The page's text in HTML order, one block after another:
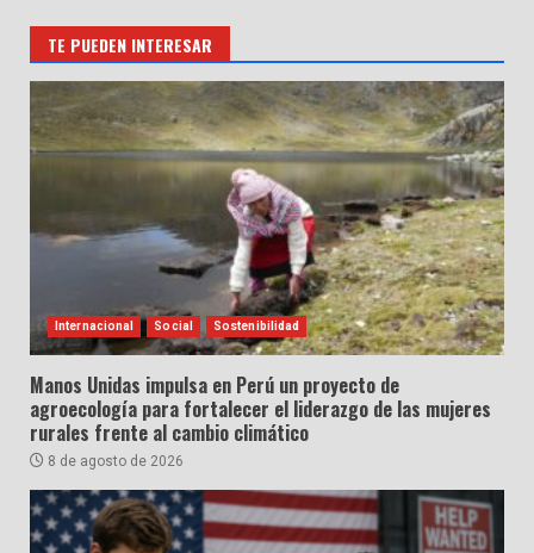
TE PUEDEN INTERESAR
Internacional Social Sostenibilidad
Manos Unidas impulsa en Perú un proyecto de
agroecología para fortalecer el liderazgo de las mujeres
rurales frente al cambio climático
8 de agosto de 2026